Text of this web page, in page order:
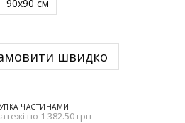
90х90 см
швидко
ЧАСТИНАМИ
по 1 382.50 грн